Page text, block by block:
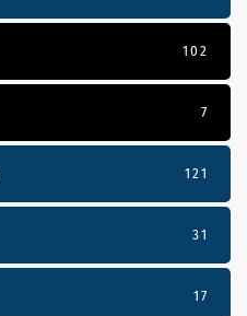
102
7
121
31
17